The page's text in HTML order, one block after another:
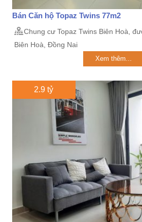
Bán Căn hộ Topaz Twins 77m2
Chung cư Topaz Twins Biên Hoà,
Biên Hoà, Đồng Nai
Xem thêm...
2.9 tỷ